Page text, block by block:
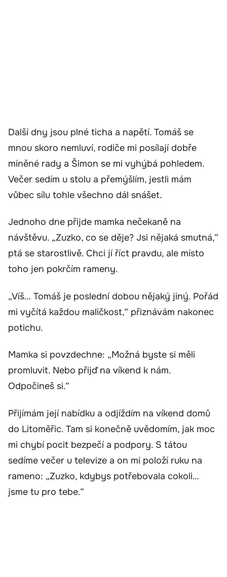
Další dny jsou plné ticha a napětí. Tomáš se
mnou skoro nemluví, rodiče mi posílají dobře
míněné rady a Šimon se mi vyhýbá pohledem.
Večer sedím u stolu a přemýšlím, jestli mám
vůbec sílu tohle všechno dál snášet.
Jednoho dne přijde mamka nečekaně na
návštěvu. „Zuzko, co se děje? Jsi nějaká smutná,“
ptá se starostlivě. Chci jí říct pravdu, ale místo
toho jen pokrčím rameny.
„Víš… Tomáš je poslední dobou nějaký jiný. Pořád
mi vyčítá každou maličkost,“ přiznávám nakonec
potichu.
Mamka si povzdechne: „Možná byste si měli
promluvit. Nebo přijď na víkend k nám.
Odpočineš si.“
Přijímám její nabídku a odjíždím na víkend domů
do Litoměřic. Tam si konečně uvědomím, jak moc
mi chybí pocit bezpečí a podpory. S tátou
sedíme večer u televize a on mi položí ruku na
rameno: „Zuzko, kdybys potřebovala cokoli…
jsme tu pro tebe.“